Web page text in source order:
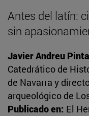
Antes del latín:
sin
Javier Andreu
Catedrático de
de Navarra y
arqueológico de
Publicado en: El